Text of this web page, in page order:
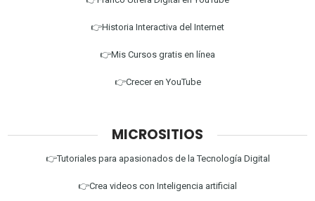
👉Historia Interactiva del Internet
👉Mis Cursos gratis en línea
👉Crecer en YouTube
MICROSITIOS
👉Tutoriales para apasionados de la Tecnología Digital
👉Crea videos con Inteligencia artificial